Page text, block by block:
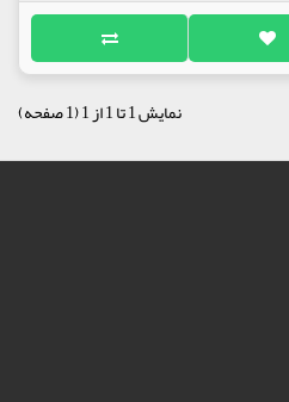
نمایش 1 تا 1 از 1 (1 صفحه)